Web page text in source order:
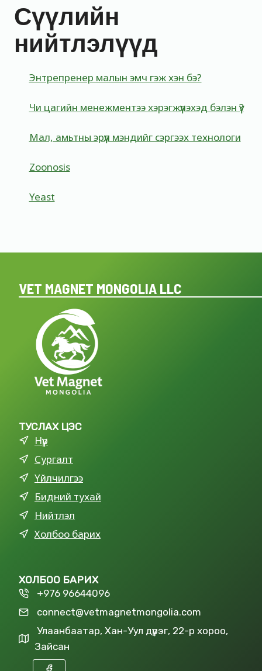
Сүүлийн
нийтлэлүүд
Энтрепренер малын эмч гэж хэн бэ?
Чи цагийн менежментээ хэрэгжүүлэхэд бэлэн үү?
Мал, амьтны эрүүл мэндийг сэргээх технологи
Zoonosis
Yeast
VET MAGNET MONGOLIA LLC
ТУСЛАХ ЦЭС
Нүүр
Сургалт
Үйлчилгээ
Бидний тухай
Нийтлэл
Холбоо барих
ХОЛБОО БАРИХ
+976 96644096
connect@vetmagnetmongolia.com
Улаанбаатар, Хан-Уул дүүрэг, 22-р хороо,
Зайсан